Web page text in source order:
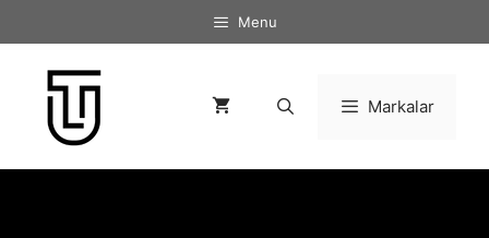
atla
Menu
Markalar